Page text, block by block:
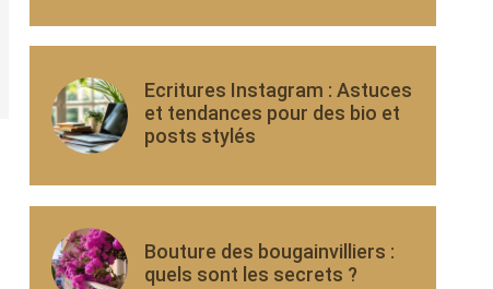
Ecritures Instagram : Astuces
et tendances pour des bio et
posts stylés
Bouture des bougainvilliers :
quels sont les secrets ?